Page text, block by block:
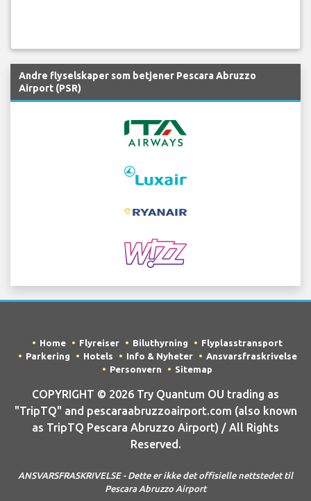
Andre flyselskaper som betjener Pescara Abruzzo
Airport (PSR)
Home Flyreiser Biluthyrning
Flyplasstransport
Parkering
Hotels Info & Nyheter
Ansvarsfraskrivelse
Personvern
Sitemap
COPYRIGHT © 2026 Try Quantum OU trading as
"TripTQ" and pescaraabruzzoairport.com (also known
as TripTQ Pescara Abruzzo Airport) / All Rights
Reserved.
ANSVARSFRASKRIVELSE - Dette er ikke det offisielle nettstedet til
Pescara Abruzzo Airport